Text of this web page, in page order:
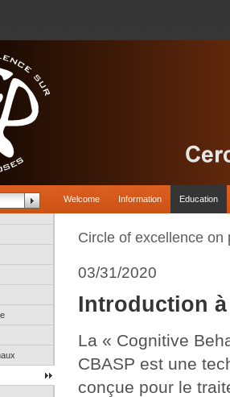
Welcome Information Education
Circle of excellence on
03/31/2020
Introduction à
La « Cognitive
CBASP est une
conçue pour le